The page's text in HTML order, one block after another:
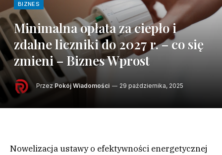
BIZNES
Minimalna opłata za ciepło i
zdalne liczniki do 2027 r. – co się
zmieni – Biznes Wprost
Przez Pokój Wiadomości 29 października, 2025
Nowelizacja ustawy o efektywności energetycznej